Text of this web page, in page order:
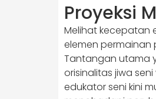
Proyeksi
Melihat kecepatan
elemen permainan
Tantangan utama
orisinalitas jiwa
edukator seni kini